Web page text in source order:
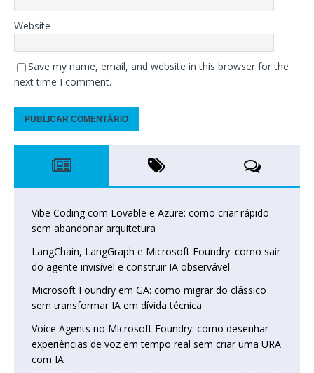
Website
Save my name, email, and website in this browser for the
next time I comment.
Vibe Coding com Lovable e Azure: como criar rápido
sem abandonar arquitetura
LangChain, LangGraph e Microsoft Foundry: como sair
do agente invisível e construir IA observável
Microsoft Foundry em GA: como migrar do clássico
sem transformar IA em dívida técnica
Voice Agents no Microsoft Foundry: como desenhar
experiências de voz em tempo real sem criar uma URA
com IA